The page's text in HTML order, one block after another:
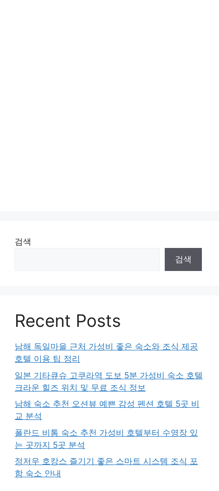
검색
검색
Recent Posts
남해 독일마을 근처 가성비 좋은 숙소와 조식 제공
호텔 이용 팁 정리
일본 기타큐슈 고쿠라역 도보 5분 가성비 숙소 호텔
크라운 힐즈 위치 및 무료 조식 정보
남해 숙소 추천 오션뷰 예쁜 감성 펜션 호텔 5곳 비
교 분석
폴란드 비톰 숙소 추천 가성비 호텔부터 수영장 있
는 곳까지 5곳 분석
정저우 호캉스 즐기기 좋은 스마트 시스템 조식 포
함 숙소 안내